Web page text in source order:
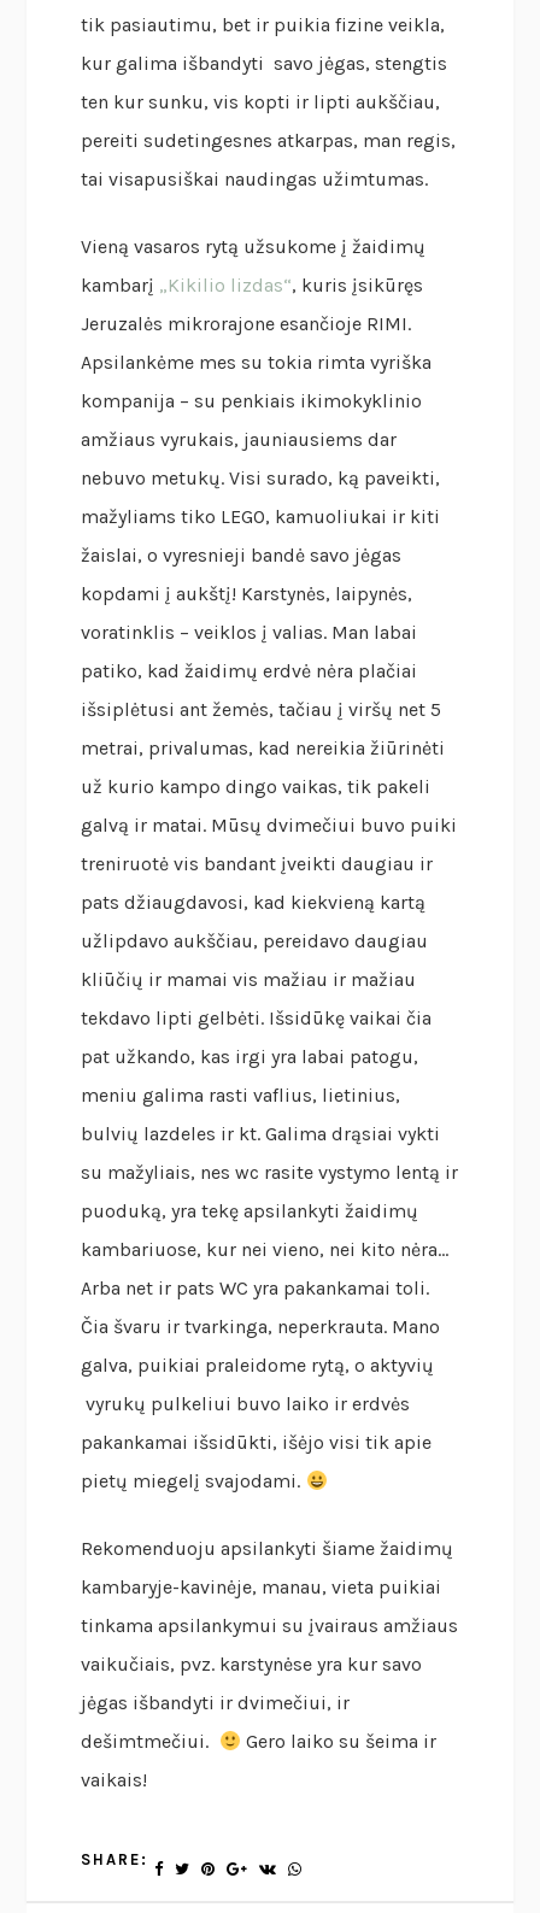
tik pasiautimu, bet ir puikia fizine veikla,
kur galima išbandyti savo jėgas, stengtis
ten kur sunku, vis kopti ir lipti aukščiau,
pereiti sudetingesnes atkarpas, man regis,
tai visapusiškai naudingas užimtumas.
Vieną vasaros rytą užsukome į žaidimų
kambarį „Kikilio lizdas“, kuris įsikūręs
Jeruzalės mikrorajone esančioje RIMI.
Apsilankėme mes su tokia rimta vyriška
kompanija – su penkiais ikimokyklinio
amžiaus vyrukais, jauniausiems dar
nebuvo metukų. Visi surado, ką paveikti,
mažyliams tiko LEGO, kamuoliukai ir kiti
žaislai, o vyresnieji bandė savo jėgas
kopdami į aukštį! Karstynės, laipynės,
voratinklis – veiklos į valias. Man labai
patiko, kad žaidimų erdvė nėra plačiai
išsiplėtusi ant žemės, tačiau į viršų net 5
metrai, privalumas, kad nereikia žiūrinėti
už kurio kampo dingo vaikas, tik pakeli
galvą ir matai. Mūsų dvimečiui buvo puiki
treniruotė vis bandant įveikti daugiau ir
pats džiaugdavosi, kad kiekvieną kartą
užlipdavo aukščiau, pereidavo daugiau
kliūčių ir mamai vis mažiau ir mažiau
tekdavo lipti gelbėti. Išsidūkę vaikai čia
pat užkando, kas irgi yra labai patogu,
meniu galima rasti vaflius, lietinius,
bulvių lazdeles ir kt. Galima drąsiai vykti
su mažyliais, nes wc rasite vystymo lentą ir
puoduką, yra tekę apsilankyti žaidimų
kambariuose, kur nei vieno, nei kito nėra…
Arba net ir pats WC yra pakankamai toli.
Čia švaru ir tvarkinga, neperkrauta. Mano
galva, puikiai praleidome rytą, o aktyvių
vyrukų pulkeliui buvo laiko ir erdvės
pakankamai išsidūkti, išėjo visi tik apie
pietų miegelį svajodami.
Rekomenduoju apsilankyti šiame žaidimų
kambaryje-kavinėje, manau, vieta puikiai
tinkama apsilankymui su įvairaus amžiaus
vaikučiais, pvz. karstynėse yra kur savo
jėgas išbandyti ir dvimečiui, ir
dešimtmečiui.
Gero laiko su šeima ir
vaikais!
SHARE: